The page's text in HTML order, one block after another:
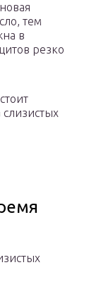
тем
в
резко